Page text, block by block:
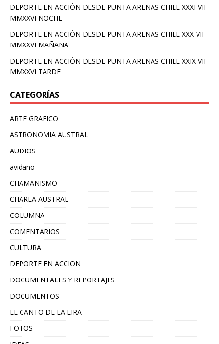
DEPORTE EN ACCIÓN DESDE PUNTA ARENAS CHILE XXXI-VII-
MMXXVI NOCHE
DEPORTE EN ACCIÓN DESDE PUNTA ARENAS CHILE XXX-VII-
MMXXVI MAÑANA
DEPORTE EN ACCIÓN DESDE PUNTA ARENAS CHILE XXIX-VII-
MMXXVI TARDE
CATEGORÍAS
ARTE GRAFICO
ASTRONOMIA AUSTRAL
AUDIOS
avidano
CHAMANISMO
CHARLA AUSTRAL
COLUMNA
COMENTARIOS
CULTURA
DEPORTE EN ACCION
DOCUMENTALES Y REPORTAJES
DOCUMENTOS
EL CANTO DE LA LIRA
FOTOS